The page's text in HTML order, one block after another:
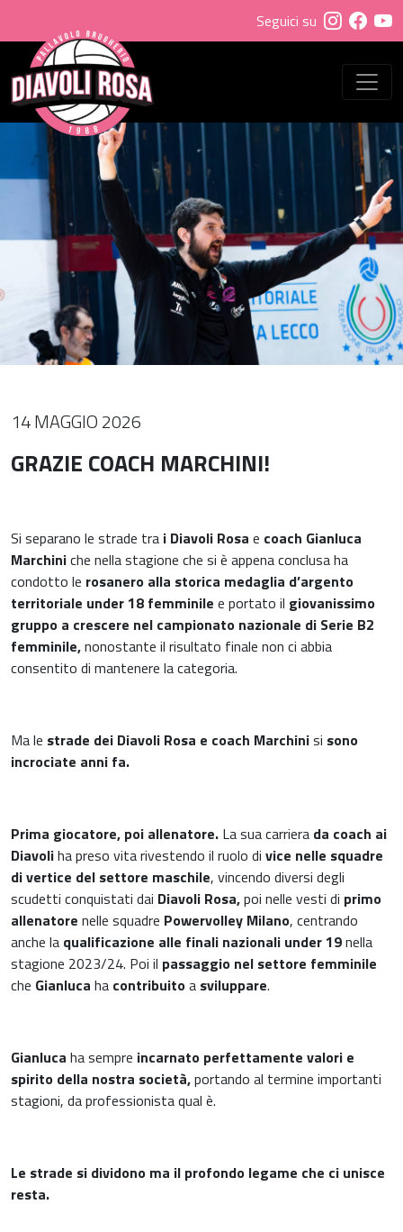
Seguici su
14 MAGGIO 2026
GRAZIE COACH MARCHINI!
Si separano le strade tra i Diavoli Rosa e coach Gianluca
Marchiniche nella stagione che si è appena conclusa ha
condotto le rosanero alla storica medaglia d’argento
territoriale under 18 femminile e portato il giovanissimo
gruppo a crescere nel campionato nazionale di Serie B2
femminile,nonostante il risultato finale non ci abbia
consentito di mantenere la categoria.
Ma le strade dei Diavoli Rosa e coach Marchinisi sono
incrociate anni fa.
Prima giocatore, poi allenatore. La sua carriera da coach ai
Diavoliha preso vita rivestendo il ruolo di vice nelle squadre
di vertice del settore maschile, vincendo diversi degli
scudetti conquistati dai Diavoli Rosa,poi nelle vesti di primo
allenatore nelle squadre Powervolley Milano, centrando
anche la qualificazione alle finali nazionali under 19nella
stagione 2023/24. Poi il passaggio nel settore femminile
che Gianluca ha contribuitoa sviluppare.
Gianluca ha sempre incarnato perfettamente valori e
spirito della nostra società,portando al termine importanti
stagioni, da professionista qual è.
Le strade si dividono ma il profondo legame che ci unisce
resta.